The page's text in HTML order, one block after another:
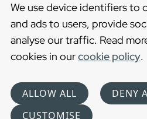
We use device identifiers to
and ads to users, provide
analyse our traffic. Read
cookies in ourcookie policy.
ALLOW ALL
DENY
CUSTOMISE
Cookies
Choose